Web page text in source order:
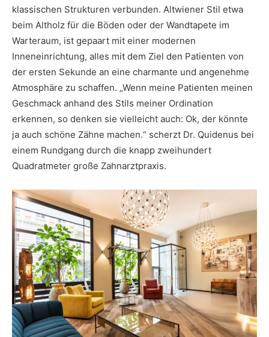
klassischen Strukturen verbunden. Altwiener Stil etwa
beim Altholz für die Böden oder der Wandtapete im
Warteraum, ist gepaart mit einer modernen
Inneneinrichtung, alles mit dem Ziel den Patienten von
der ersten Sekunde an eine charmante und angenehme
Atmosphäre zu schaffen. „Wenn meine Patienten meinen
Geschmack anhand des Stils meiner Ordination
erkennen, so denken sie vielleicht auch: Ok, der könnte
ja auch schöne Zähne machen.“ scherzt Dr. Quidenus bei
einem Rundgang durch die knapp zweihundert
Quadratmeter große Zahnarztpraxis.